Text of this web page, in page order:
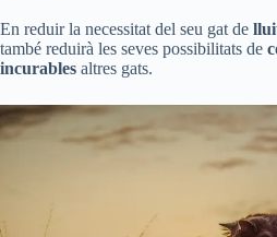
En reduir la necessitat del seu gat de
també reduirà les seves possibilitats de
incurables altres gats.